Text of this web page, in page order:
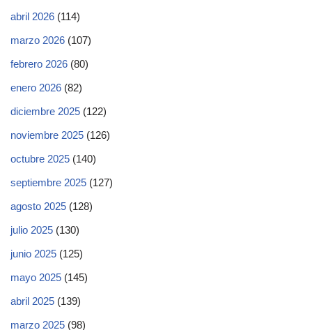
abril 2026 (114)
marzo 2026 (107)
febrero 2026 (80)
enero 2026 (82)
diciembre 2025 (122)
noviembre 2025 (126)
octubre 2025 (140)
septiembre 2025 (127)
agosto 2025 (128)
julio 2025 (130)
junio 2025 (125)
mayo 2025 (145)
abril 2025 (139)
marzo 2025 (98)